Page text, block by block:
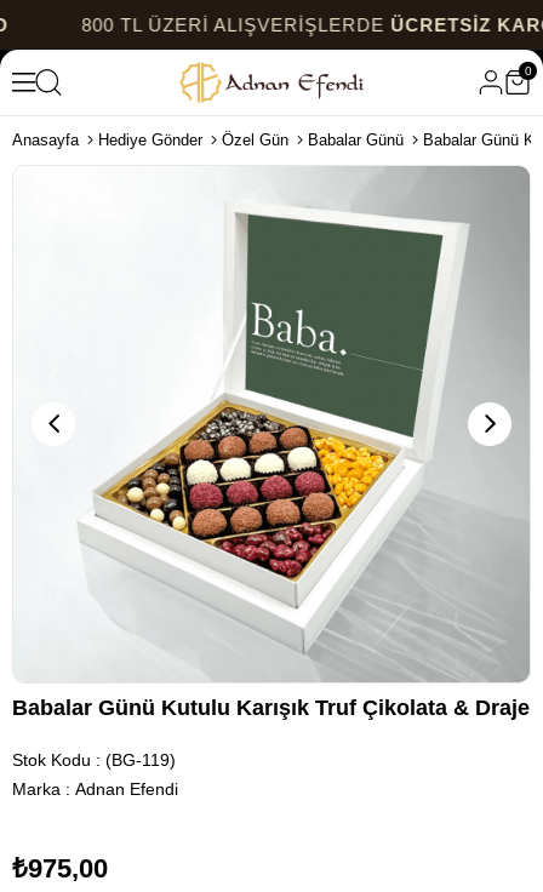
TL ÜZERİ ALIŞVERİŞLERDEÜCRETSİZ KARGO
0
Anasayfa Hediye Gönder Özel Gün Babalar Günü Babalar Günü
Babalar Günü Kutulu Karışık Truf Çikolata & Draje
Stok Kodu
(BG-119)
Marka : Adnan Efendi
₺975,00